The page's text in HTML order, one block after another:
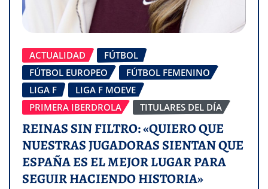
ACTUALIDAD
FÚTBOL
FÚTBOL EUROPEO
FÚTBOL FEMENINO
LIGA F
LIGA F MOEVE
PRIMERA IBERDROLA
TITULARES DEL DÍA
REINAS SIN FILTRO: «QUIERO QUE
NUESTRAS JUGADORAS SIENTAN QUE
ESPAÑA ES EL MEJOR LUGAR PARA
SEGUIR HACIENDO HISTORIA»